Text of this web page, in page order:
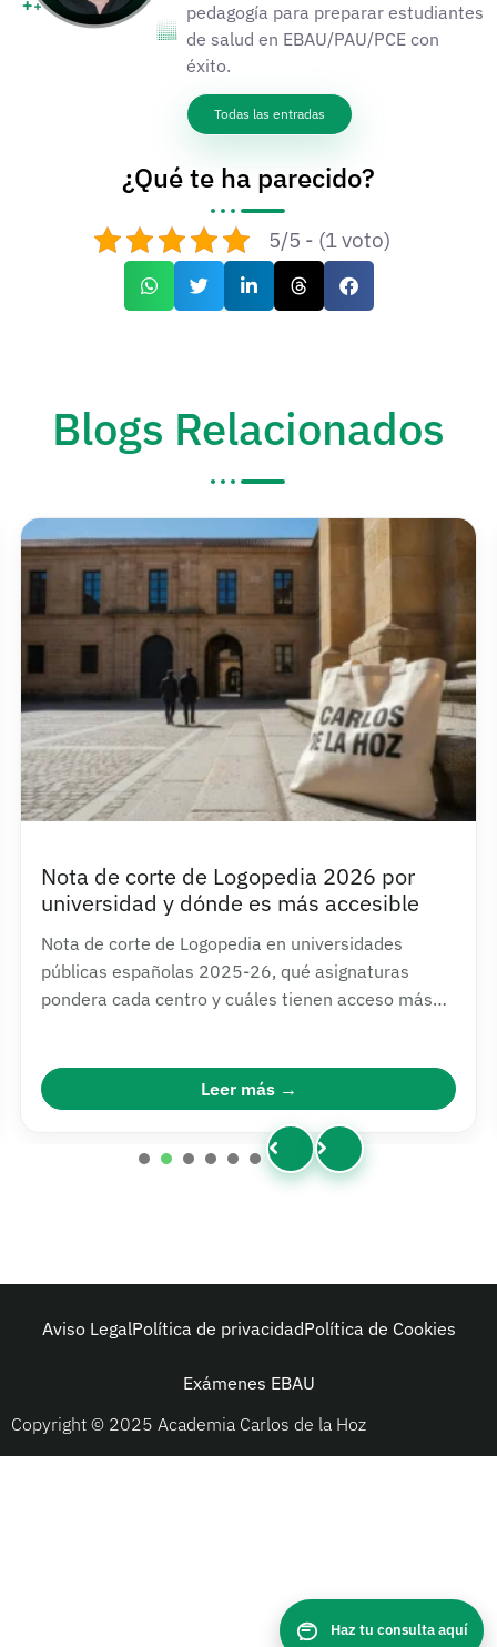
pedagogía para preparar estudiantes
de salud en EBAU/PAU/PCE con
éxito.
Todas las entradas
¿Qué te ha parecido?
5/5 - (1 voto)
Blogs Relacionados
Nota de corte de Logopedia 2026 por
universidad y dónde es más accesible
Nota de corte de Logopedia en universidades
públicas españolas 2025-26, qué asignaturas
pondera cada centro y cuáles tienen acceso más
Leer más
1 2
Aviso LegalPolítica de privacidadPolítica de Cookies
Exámenes EBAU
Copyright © 2025 Academia Carlos de la Hoz
Haz tu consulta aquí